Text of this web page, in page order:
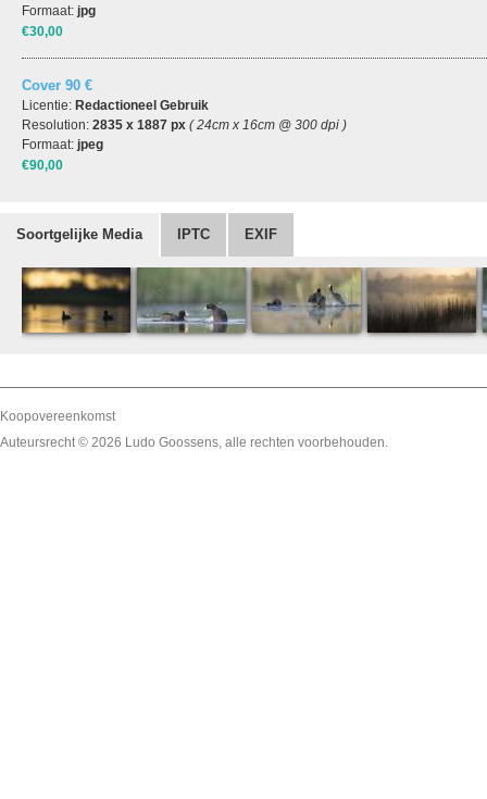
Formaat: jpg
€30,00
Cover 90 €
Licentie: Redactioneel Gebruik
Resolution: 2835 x 1887 px ( 24cm x 16cm @ 300 dpi )
Formaat: jpeg
€90,00
Soortgelijke Media IPTC EXIF
Koopovereenkomst
Auteursrecht © 2026 Ludo Goossens, alle rechten voorbehouden.